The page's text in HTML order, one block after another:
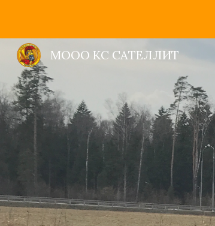
МООО КС САТЕЛЛИТ